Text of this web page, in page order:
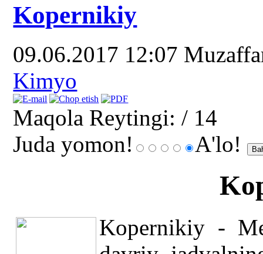
Kopernikiy
09.06.2017 12:07
Kimyo
Maqola Reytingi: / 14
Juda yomon!
A'lo!
Kopernikiy -